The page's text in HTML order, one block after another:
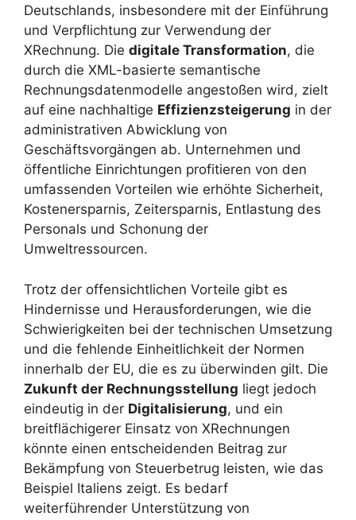
Deutschlands, insbesondere mit der Einführung
und Verpflichtung zur Verwendung der
XRechnung. Die digitale Transformation, die
durch die XML-basierte semantische
Rechnungsdatenmodelle angestoßen wird, zielt
auf eine nachhaltige Effizienzsteigerung in der
administrativen Abwicklung von
Geschäftsvorgängen ab. Unternehmen und
öffentliche Einrichtungen profitieren von den
umfassenden Vorteilen wie erhöhte Sicherheit,
Kostenersparnis, Zeitersparnis, Entlastung des
Personals und Schonung der
Umweltressourcen.
Trotz der offensichtlichen Vorteile gibt es
Hindernisse und Herausforderungen, wie die
Schwierigkeiten bei der technischen Umsetzung
und die fehlende Einheitlichkeit der Normen
innerhalb der EU, die es zu überwinden gilt. Die
Zukunft der Rechnungsstellung liegt jedoch
eindeutig in der Digitalisierung, und ein
breitflächigerer Einsatz von XRechnungen
könnte einen entscheidenden Beitrag zur
Bekämpfung von Steuerbetrug leisten, wie das
Beispiel Italiens zeigt. Es bedarf
weiterführender Unterstützung von